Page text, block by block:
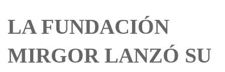
LA FUNDACIÓN
MIRGOR LANZÓ SU